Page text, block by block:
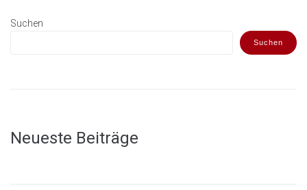
Suchen
Suchen
Neueste Beiträge